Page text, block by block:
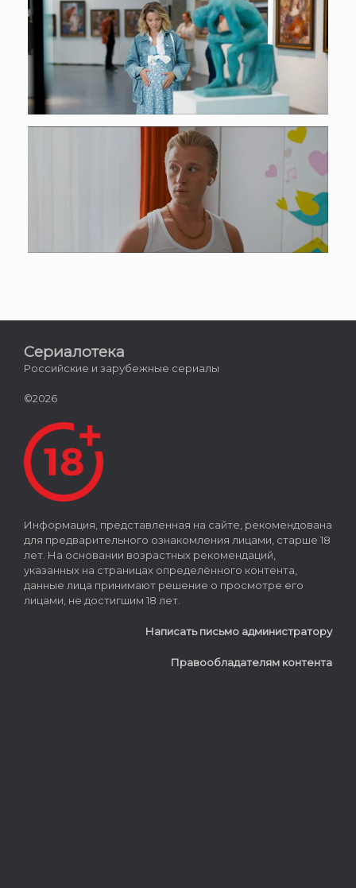
Сериалотека
Российские и зарубежные сериалы
©2026
Информация, представленная на сайте, рекомендована
для предварительного ознакомления лицами, старше 18
лет. На основании возрастных рекомендаций,
указанных на страницах определённого контента,
данные лица принимают решение о просмотре его
лицами, не достигшим 18 лет.
Написать письмо администратору
Правообладателям контента